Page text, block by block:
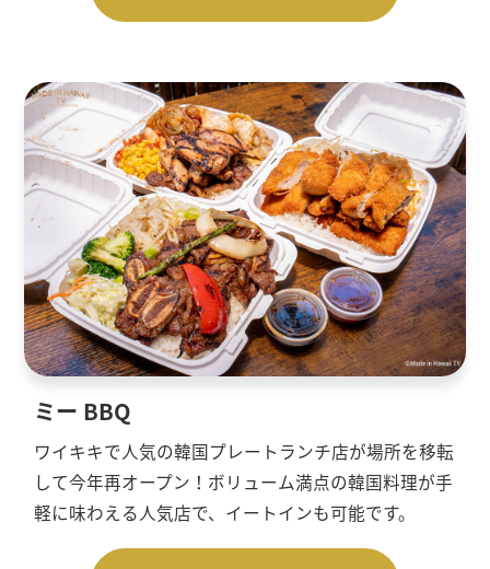
ミー BBQ
ワイキキで人気の韓国プレートランチ店が場所を移転
して今年再オープン！ボリューム満点の韓国料理が手
軽に味わえる人気店で、イートインも可能です。